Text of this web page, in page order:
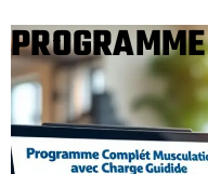
PROGRAMME